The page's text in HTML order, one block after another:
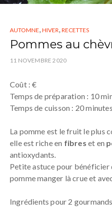
AUTOMNE, HIVER, RECETTES
Pommes au
11 NOVEMBRE 2020
Coût : €
Temps de préparation : 10
Temps de cuisson : 20 minutes
La pomme est le fruit le plus
elle est riche en fibres et en
antioxydants.
Petite astuce pour bénéficier
pomme manger là crue et
Ingrédients pour 2